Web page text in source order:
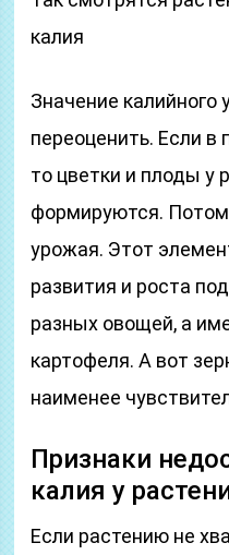
калия
Значение калийного
переоценить. Если в
то цветки и плоды у
формируются.
урожая. Этот
развития и роста
разных овощей, а
картофеля. А вот
наименее
Признаки
калия у
Если растению не